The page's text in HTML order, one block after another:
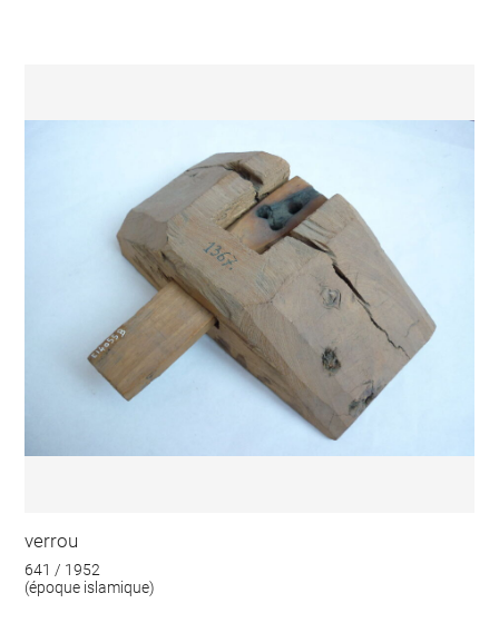
verrou
641 / 1952
(époque islamique)